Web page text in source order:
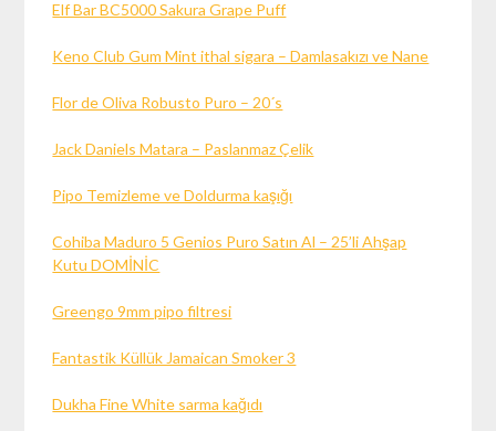
Elf Bar BC5000 Sakura Grape Puff
Keno Club Gum Mint ithal sigara – Damlasakızı ve Nane
Flor de Oliva Robusto Puro – 20´s
Jack Daniels Matara – Paslanmaz Çelik
Pipo Temizleme ve Doldurma kaşığı
Cohiba Maduro 5 Genios Puro Satın Al – 25’li Ahşap
Kutu DOMİNİC
Greengo 9mm pipo filtresi
Fantastik Küllük Jamaican Smoker 3
Dukha Fine White sarma kağıdı